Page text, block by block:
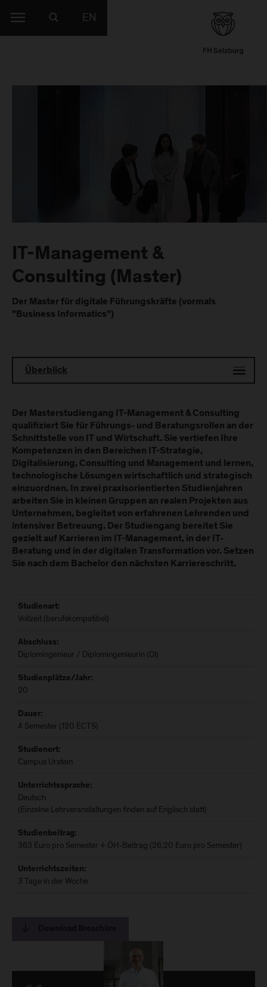
EN
IT-Management &
Consulting (Master)
Der Master für digitale Führungskräfte (vormals
"Business Informatics")
Überblick
Der Masterstudiengang IT-Management & Consulting
qualifiziert Sie für Führungs- und Beratungsrollen an der
Schnittstelle von IT und Wirtschaft. Sie vertiefen Ihre
Kompetenzen in den Bereichen IT-Strategie,
Digitalisierung, Consulting und Management und lernen,
technologische Lösungen wirtschaftlich und strategisch
einzuordnen. In zwei praxisorientierten Studienjahren
arbeiten Sie in kleinen Gruppen an realen Projekten aus
Unternehmen, begleitet von erfahrenen Lehrenden und
intensiver Betreuung. Der Studiengang bereitet Sie
gezielt auf Karrieren im IT-Management, in der IT-
Beratung und in der digitalen Transformation vor. Setzen
Sie nach dem Bachelor den nächsten Karriereschritt.
Studienart:
Vollzeit (berufskompatibel)
Abschluss:
Diplomingenieur / Diplomingenieurin (DI)
Studienplätze/Jahr:
20
Dauer:
4 Semester (120 ECTS)
Studienort:
Campus Urstein
Unterrichtssprache:
Deutsch
(Einzelne Lehrveranstaltungen finden auf Englisch statt)
Studienbeitrag:
363 Euro pro Semester + ÖH-Beitrag (26,20 Euro pro Semester)
Unterrichtszeiten:
3 Tage in der Woche